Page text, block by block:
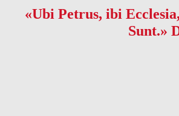
«Ubi Petrus, ibi
Sunt.»